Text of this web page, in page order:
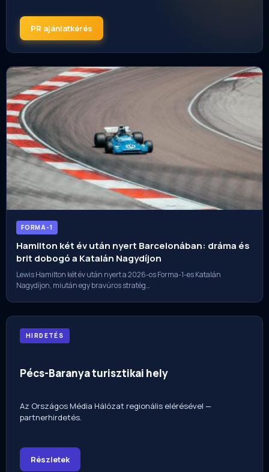
PR ajánlatkérés
FORMA-1
Hamilton két év után nyert Barcelonában: dráma és
brit dobogó a Katalán Nagydíjon
Lewis Hamilton két év után nyert a 2026-os Forma-1-es Katalán
Nagydíjon, miután egy bravúros stratég…
HIRDETÉS
Pécs-Baranya turisztikai hely
Az Országos Média Hálózat regionális elérésével —
partnerhirdetés.
Részletek